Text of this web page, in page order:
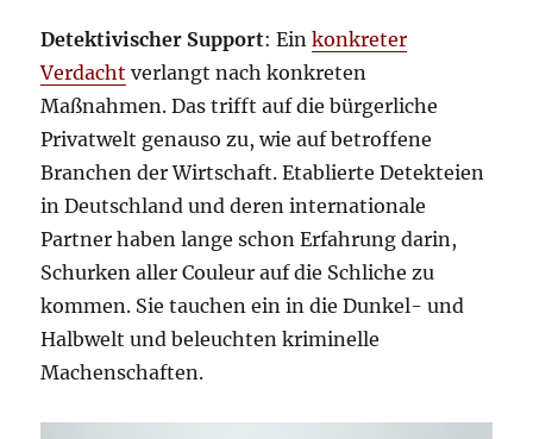
Detektivischer Support: Einkonkreter
Verdacht verlangt nach konkreten
Maßnahmen. Das trifft auf die bürgerliche
Privatwelt genauso zu, wie auf betroffene
Branchen der Wirtschaft. Etablierte Detekteien
in Deutschland und deren internationale
Partner haben lange schon Erfahrung darin,
Schurken aller Couleur auf die Schliche zu
kommen. Sie tauchen ein in die Dunkel- und
Halbwelt und beleuchten kriminelle
Machenschaften.